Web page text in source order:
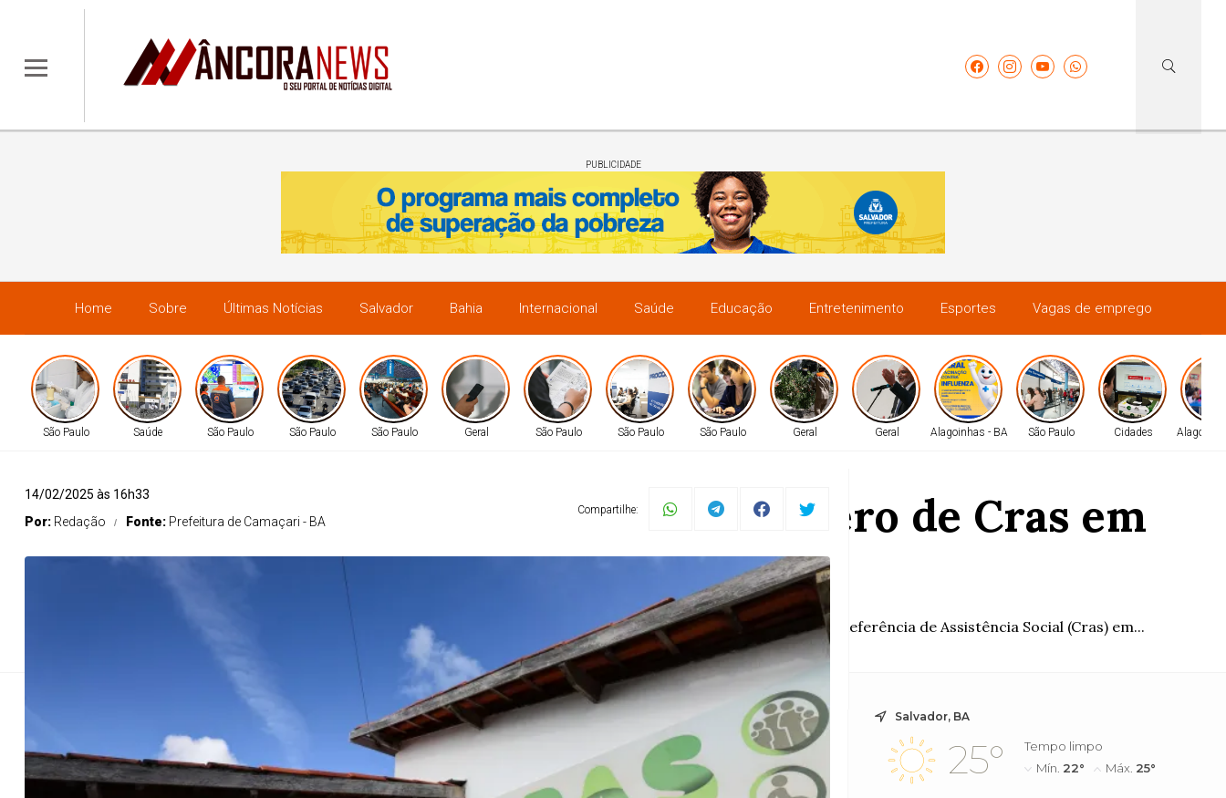
PUBLICIDADE
Home Sobre Últimas Notícias Salvador Bahia Internacional Saúde Educação Entretenimento Esportes Vagas de emprego
São Paulo Saúde São Paulo São Paulo São Paulo Geral São Paulo São Paulo São Paulo Geral Geral Alagoinhas - BA São Paulo Cidades
Prefeitura planeja aumento do número de Cras em
Camaçari
Com atendimento de segunda a sexta-feira, das 8h às 17h, existem no município sete unidades do Centro de Referência de Assistência Social (Cras) em...
14/02/2025 às 16h33
Por: Redação Fonte: Prefeitura de Camaçari - BA
Compartilhe:
Salvador, BA
25°
Tempo limpo
Mín. 22° Máx. 25°